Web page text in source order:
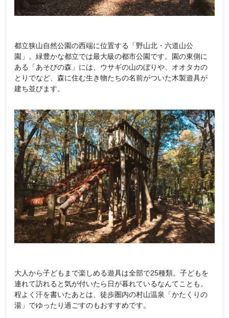
都立狭山自然公園の西端に位置する「野山北・六道山公
園」。緑豊かな都立では最大級の都市公園です。園の東側に
ある「あそびの森」には、ウサギの山のぼりや、オオタカの
とりでなど、森に住む生き物たちの名前がついた木製遊具が
建ち並びます。
大人から子どもまで楽しめる遊具は全部で25種類。子どもを
連れて訪れると気が付いたら日が暮れているなんてことも。
程よく汗を書いたあとは、徒歩圏内の村山温泉「かたくりの
湯」でゆったり過ごすのもおすすめです。